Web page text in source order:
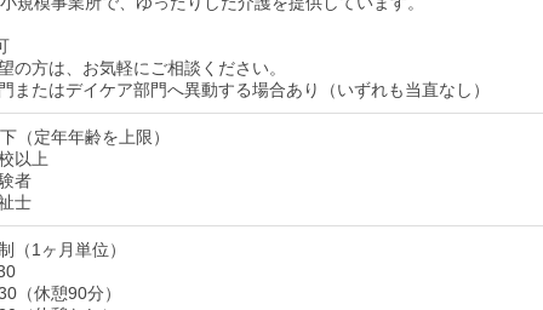
の方は、お気軽にご相談ください。
またはデイケア部門へ異動する場合あり（いずれも当直なし）
（定年年齢を上限）
以上
者
士
（1ヶ月単位）
（休憩90分）